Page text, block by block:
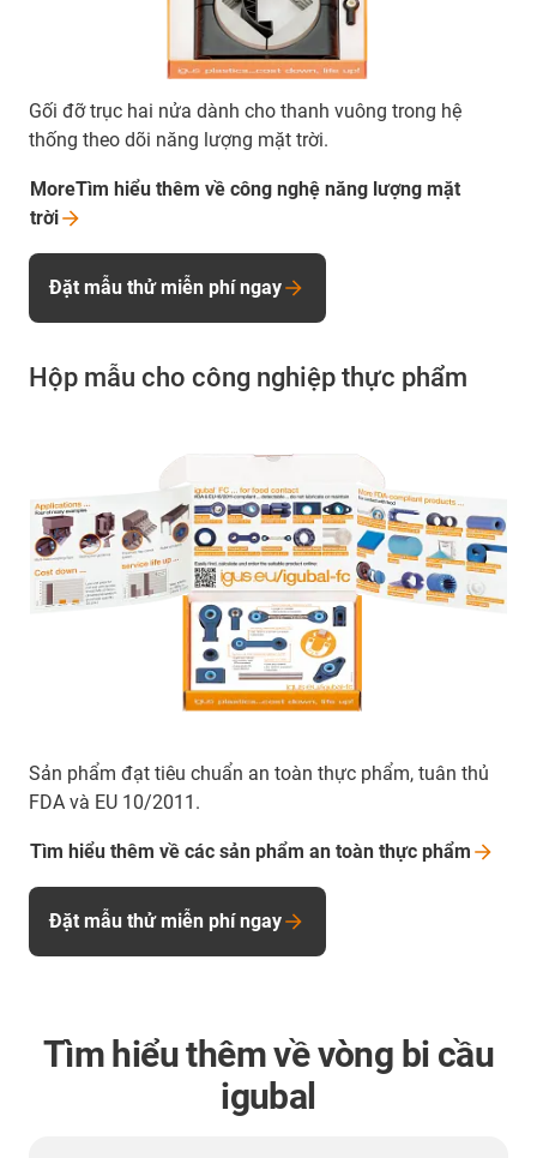
Gối đỡ trục hai nửa dành cho thanh vuông trong hệ
thống theo dõi năng lượng mặt trời.
MoreTìm hiểu thêm về công nghệ năng lượng mặt
trời
Đặt mẫu thử miễn phí ngay
Hộp mẫu cho công nghiệp thực phẩm
Sản phẩm đạt tiêu chuẩn an toàn thực phẩm, tuân thủ
FDA và EU 10/2011.
Tìm hiểu thêm về các sản phẩm an toàn thực phẩm
Đặt mẫu thử miễn phí ngay
Tìm hiểu thêm về vòng bi cầu
igubal